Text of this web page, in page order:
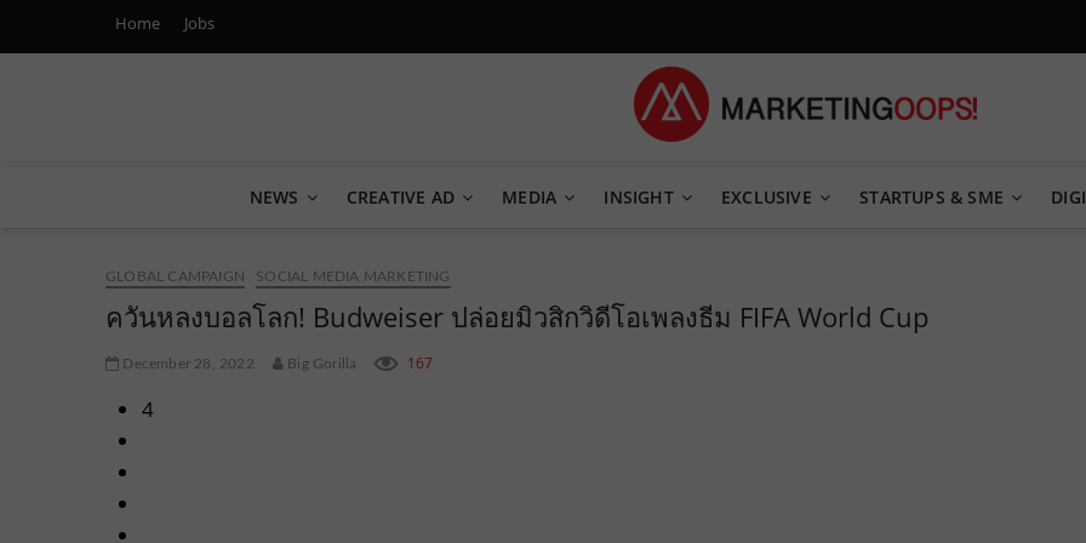
Home Jobs
Marketing Oops!
NEWS CREATIVE AD MEDIA INSIGHT EXCLUSIVE STARTUPS & SME
GLOBAL CAMPAIGN SOCIAL MEDIA MARKETING
ควันหลงบอลโลก! Budweiser ปล่อยมิวสิกวิดีโอเพลงธีม FIFA World Cup
December 28, 2022 Big Gorilla 167
4